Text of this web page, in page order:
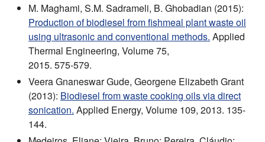
M. Maghami, S.M. Sadrameli, B. Ghobadian (2015):
Production of biodiesel from fishmeal plant waste oil
using ultrasonic and conventional methods. Applied
Thermal Engineering, Volume 75,
2015. 575-579.
Veera Gnaneswar Gude, Georgene Elizabeth Grant
(2013): Biodiesel from waste cooking oils via direct
sonication. Applied Energy, Volume 109, 2013. 135-
144.